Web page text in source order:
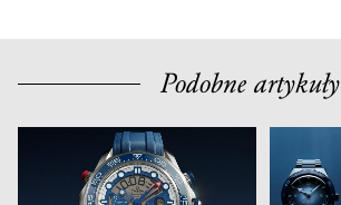
Podobne artykuły